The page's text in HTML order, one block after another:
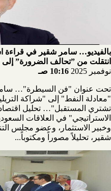
بالفيديو… سامر شقير في قراءة
انتقلت من ”تحالف الضرورة”
نوفمبر 2025
10:16 صـ
تحت عنوان "فن السيطرة"…
"معادلة النفط" إلى "شراكة
تشتري المستقبل"… تحليل
الاستراتيجي" في العلاقات
وخبير الاستثمار، وعضو مجلس
شقير، تحليلاً مصوراً ومكتوباً...